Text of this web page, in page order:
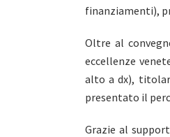
finanziamenti),
Oltre al
eccellenze
alto a dx),
presentato il
Grazie al